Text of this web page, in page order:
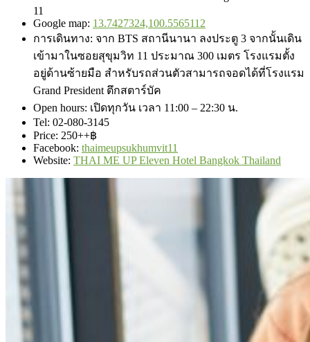
11
Google map: 13.7427324,100.5565112
การเดินทาง: จาก BTS สถานีนานา ลงประตู 3 จากนั้นเดิน
เข้ามาในซอยสุขุมวิท 11 ประมาณ 300 เมตร โรงแรมตั้ง
อยู่ด้านซ้ายมือ สำหรับรถส่วนตัวสามารถจอดได้ที่โรงแรม
Grand President ตึกสตาร์บัค
Open hours: เปิดทุกวัน เวลา 11:00 – 22:30 น.
Tel: 02-080-3145
Price: 250++฿
Facebook: thaimeupsukhumvit11
Website: THAI ME UP Eleven Hotel Bangkok Thailand